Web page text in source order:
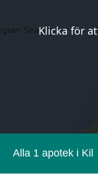
Klicka för
Alla 1 apotek i Kil